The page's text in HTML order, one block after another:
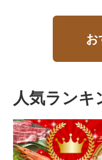
お
人気ランキ